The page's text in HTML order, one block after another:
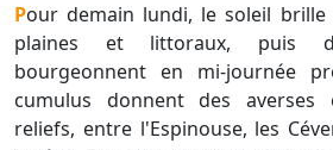
Pour demain lundi, le soleil brille en matinée sur nos
plaines et littoraux, puis
bourgeonnent en mi-journée
cumulus donnent des averses
reliefs, entre l'Espinouse, les